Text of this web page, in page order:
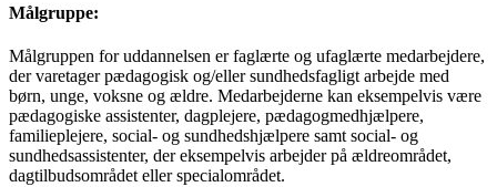
Målgruppe:
Målgruppen for uddannelsen er faglærte og ufaglærte medarbejdere,
der varetager pædagogisk og/eller sundhedsfagligt arbejde med
børn, unge, voksne og ældre. Medarbejderne kan eksempelvis være
pædagogiske assistenter, dagplejere, pædagogmedhjælpere,
familieplejere, social- og sundhedshjælpere samt social- og
sundhedsassistenter, der eksempelvis arbejder på ældreområdet,
dagtilbudsområdet eller specialområdet.